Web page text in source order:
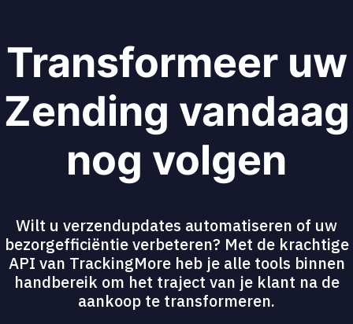
Transformeer uw
Zending vandaag
nog volgen
Wilt u verzendupdates automatiseren of uw
bezorgefficiëntie verbeteren? Met de krachtige
API van TrackingMore heb je alle tools binnen
handbereik om het traject van je klant na de
aankoop te transformeren.